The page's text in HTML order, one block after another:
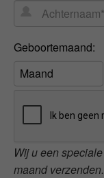
Achternaam*:
Geboortemaand:
Geboortemaand:
Wij u een
maand verzenden.